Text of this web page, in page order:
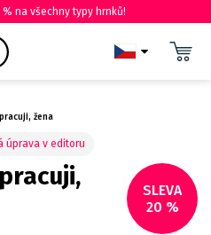
na všechny typy hrnků!
žena
SLEVA
20 %